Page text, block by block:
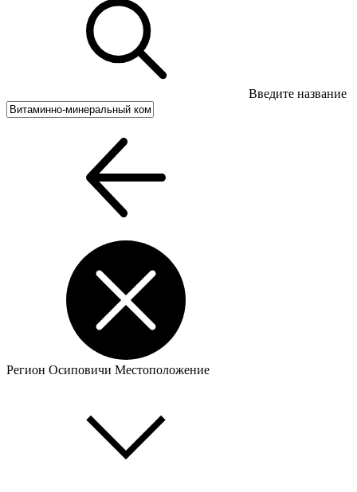
Введите название
Регион Осиповичи Местоположение